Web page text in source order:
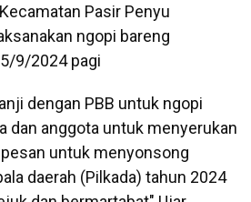
Pasir Penyu
ngopi bareng
9/2024 pagi
dengan PBB untuk ngopi
dan anggota untuk menyerukan
untuk menyonsong
daerah (Pilkada) tahun 2024